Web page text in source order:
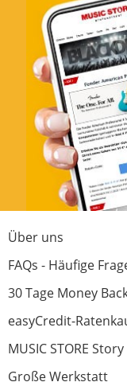
Bewertung
24.10.19
.
0 von 0
Über uns
FAQs - Häufige
30 Tage Money
easyCredit-
MUSIC STORE Story
Große Werkstatt